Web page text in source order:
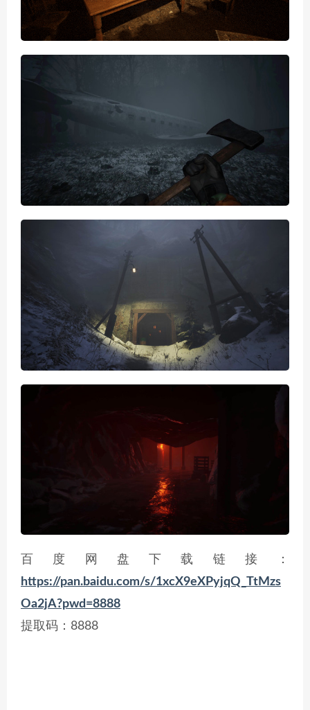
百度网盘下载链接：
https://pan.baidu.com/s/1xcX9eXPyjqQ_TtMzs
Oa2jA?pwd=8888
提取码：8888